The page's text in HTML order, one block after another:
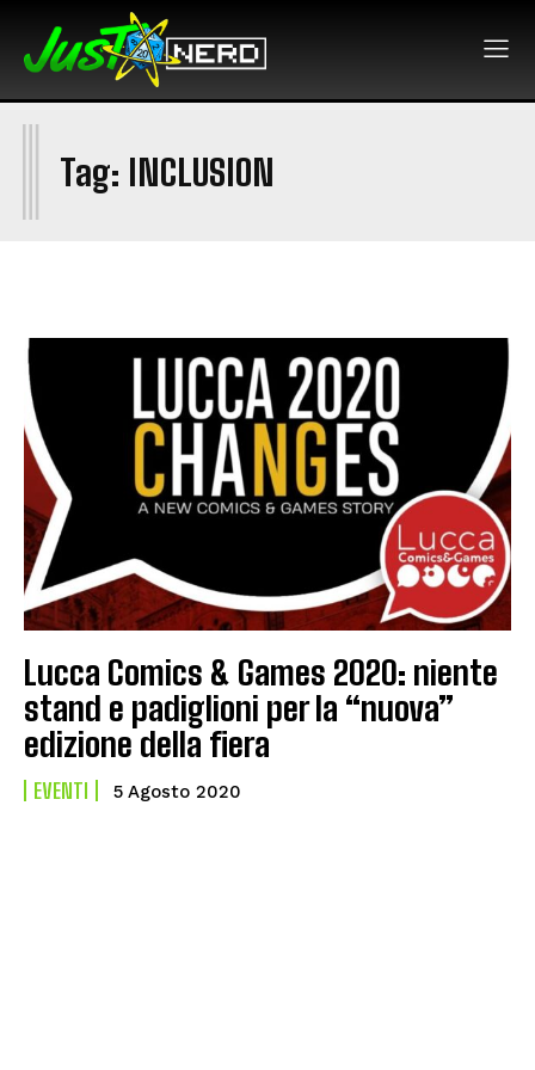
Tag: INCLUSION
I
Lucca Comics & Games 2020: niente
stand e padiglioni per la “nuova”
edizione della fiera
EVENTI 5 Agosto 2020